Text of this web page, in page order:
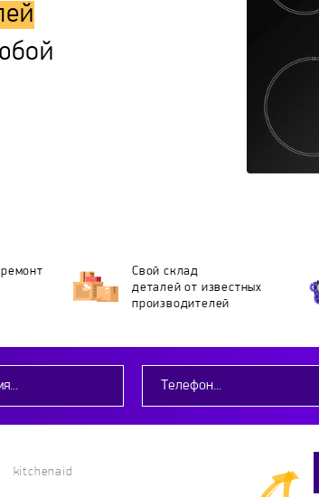
Свой склад
деталей от известных
производителей
kitchenaid